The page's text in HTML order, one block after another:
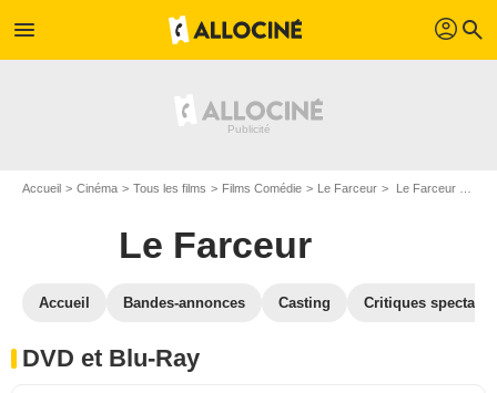
menu profil search
Accueil Cinéma Tous les films Films Comédie Le Farceur Le Farceur en DVD Blu Ray
Le Farceur
Accueil Bandes-annonces Casting Critiques
DVD et Blu-Ray